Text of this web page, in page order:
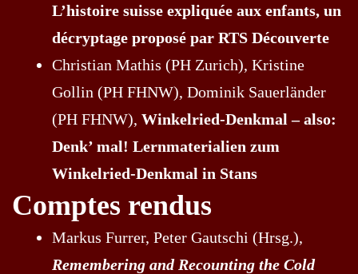
L’histoire suisse expliquée aux enfants, un
décryptage proposé par RTS Découverte
Christian Mathis (PH Zurich), Kristine
Gollin (PH FHNW), Dominik Sauerländer
(PH FHNW), Winkelried-Denkmal – also:
Denk’ mal! Lernmaterialien zum
Winkelried-Denkmal in Stans
Comptes rendus
Markus Furrer, Peter Gautschi (Hrsg.),
Remembering and Recounting the Cold